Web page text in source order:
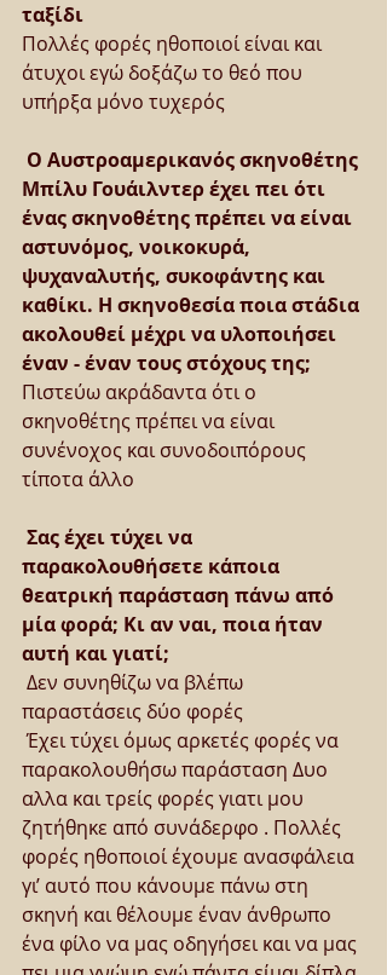
ταξίδι
Πολλές φορές ηθοποιοί είναι και
άτυχοι εγώ δοξάζω το θεό που
υπήρξα μόνο τυχερός
Ο Αυστροαμερικανός σκηνοθέτης
Μπίλυ Γουάιλντερ έχει πει ότι
ένας σκηνοθέτης πρέπει να είναι
αστυνόμος, νοικοκυρά,
ψυχαναλυτής, συκοφάντης και
καθίκι. Η σκηνοθεσία ποια στάδια
ακολουθεί μέχρι να υλοποιήσει
έναν - έναν τους στόχους της;
Πιστεύω ακράδαντα ότι ο
σκηνοθέτης πρέπει να είναι
συνένοχος και συνοδοιπόρους
τίποτα άλλο
Σας έχει τύχει να
παρακολουθήσετε κάποια
θεατρική παράσταση πάνω από
μία φορά; Κι αν ναι, ποια ήταν
αυτή και γιατί;
παραστάσεις δύο φορές
Έχει τύχει όμως αρκετές φορές να
παρακολουθήσω παράσταση Δυο
αλλα και τρείς φορές γιατι μου
ζητήθηκε από συνάδερφο . Πολλές
φορές ηθοποιοί έχουμε ανασφάλεια
γι’ αυτό που κάνουμε πάνω στη
σκηνή και θέλουμε έναν άνθρωπο
ένα φίλο να μας οδηγήσει και να μας